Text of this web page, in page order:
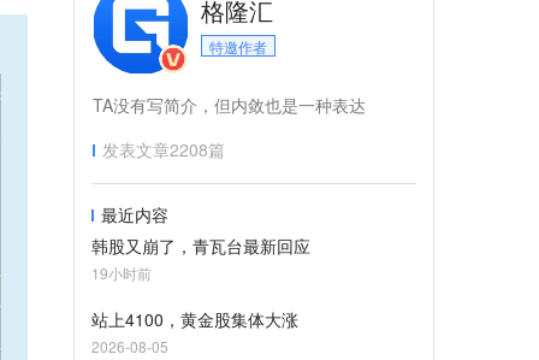
格隆汇
特邀作者
TA没有写简介，但内敛也是一种表达
发表文章2208篇
最近内容
韩股又崩了，青瓦台最新回应
19小时前
站上4100，黄金股集体大涨
2026-08-05